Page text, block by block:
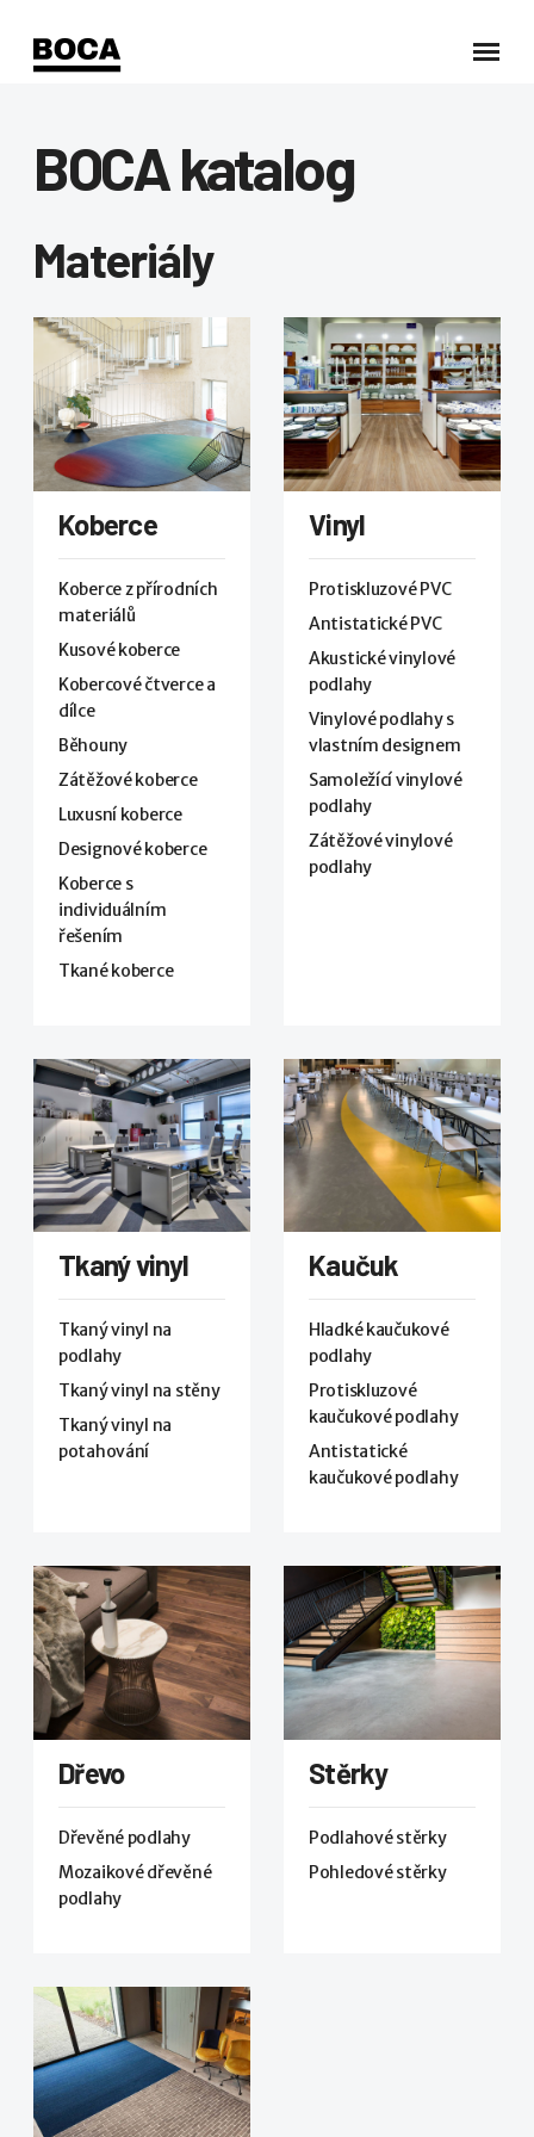
BOCA katalog
Materiály
Koberce
Koberce z přírodních
materiálů
Kusové koberce
Kobercové čtverce a
dílce
Běhouny
Zátěžové koberce
Luxusní koberce
Designové koberce
Koberce s
individuálním
řešením
Tkané koberce
Vinyl
Protiskluzové PVC
Antistatické PVC
Akustické vinylové
podlahy
Vinylové podlahy s
vlastním designem
Samoležící vinylové
podlahy
Zátěžové vinylové
podlahy
Tkaný vinyl
Tkaný vinyl na
podlahy
Tkaný vinyl na stěny
Tkaný vinyl na
potahování
Kaučuk
Hladké kaučukové
podlahy
Protiskluzové
kaučukové podlahy
Antistatické
kaučukové podlahy
Dřevo
Dřevěné podlahy
Mozaikové dřevěné
podlahy
Stěrky
Podlahové stěrky
Pohledové stěrky